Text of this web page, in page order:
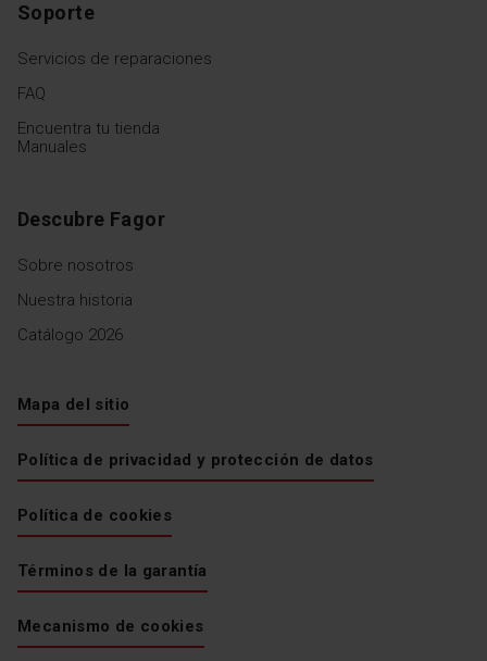
Soporte
Servicios de reparaciones
FAQ
Encuentra tu tienda
Manuales
Descubre Fagor
Sobre nosotros
Nuestra historia
Catálogo 2026
Mapa del sitio
Política de privacidad y protección de datos
Política de cookies
Términos de la garantía
Mecanismo de cookies